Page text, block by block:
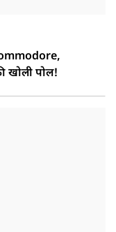
खोली पोल!